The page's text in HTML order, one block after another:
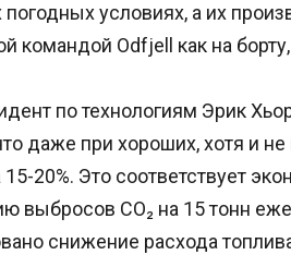
условиях, а их
командой Odfjell как на борту,
по технологиям Эрик
даже при хороших, хотя и
15-20%. Это соответствует
выбросов CO₂ на 15 тонн
снижение расхода